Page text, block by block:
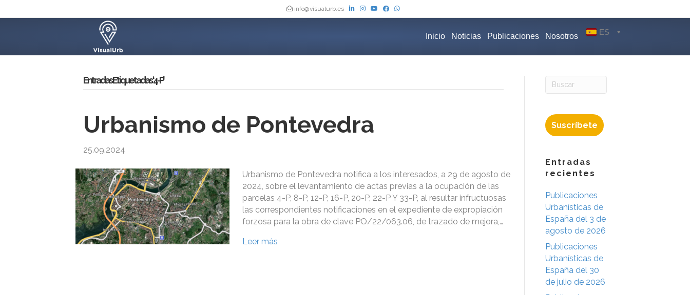
info@visualurb.es
Inicio Noticias Publicaciones Nosotros ES
Entradas Etiquetadas ‘4-P’
Urbanismo de Pontevedra
25.09.2024
Urbanismo de Pontevedra notifica a los interesados, a 29 de agosto de
2024, sobre el levantamiento de actas previas a la ocupación de las
parcelas 4-P, 8-P, 12-P, 16-P, 20-P, 22-P Y 33-P, al resultar infructuosas
las correspondientes notificaciones en el expediente de expropiación
forzosa para la obra de clave PO/22/063.06, de trazado de mejora,…
Leer más
Suscríbete
Entradas
recientes
Publicaciones
Urbanísticas de
España del 3 de
agosto de 2026
Publicaciones
Urbanísticas de
España del 30
de julio de 2026